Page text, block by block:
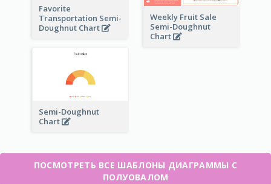
Favorite
Transportation Semi-
Doughnut Chart
Weekly Fruit Sale
Semi-Doughnut
Chart
Semi-Doughnut
Chart
ПОСМОТРЕТЬ ВСЕ ШАБЛОНЫ ДИАГРАММЫ С
ПОЛУОВАЛОМ